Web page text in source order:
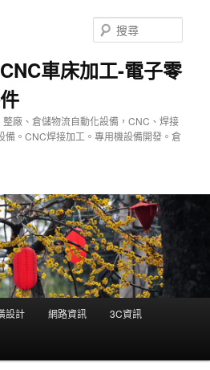
車床加工-電子零
廠、倉儲物流自動化設備，CNC、焊接
備。CNC焊接加工。專用機設備開發。倉
尋
設計 網路資訊 3C資訊